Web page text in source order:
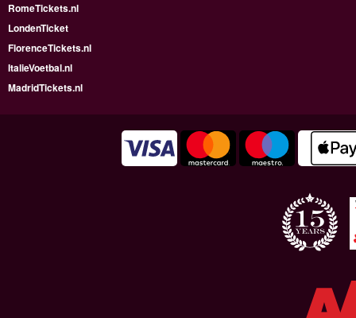
RomeTickets.nl
LondenTicket
FlorenceTickets.nl
ItalieVoetbal.nl
MadridTickets.nl